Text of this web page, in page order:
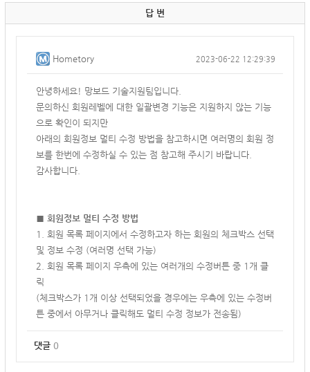
답 변
Hometory 2023-06-22 12:29:39
안녕하세요! 망보드 기술지원팀입니다.
문의하신 회원레벨에 대한 일괄변경 기능은 지원하지 않는 기능
으로 확인이 되지만
아래의 회원정보 멀티 수정 방법을 참고하시면 여러명의 회원 정
보를 한번에 수정하실 수 있는 점 참고해 주시기 바랍니다.
감사합니다.
■ 회원정보 멀티 수정 방법
1. 회원 목록 페이지에서 수정하고자 하는 회원의 체크박스 선택
및 정보 수정 (여러명 선택 가능)
2. 회원 목록 페이지 우측에 있는 여러개의 수정버튼 중 1개 클
릭
(체크박스가 1개 이상 선택되었을 경우에는 우측에 있는 수정버
튼 중에서 아무거나 클릭해도 멀티 수정 정보가 전송됨)
댓글 0